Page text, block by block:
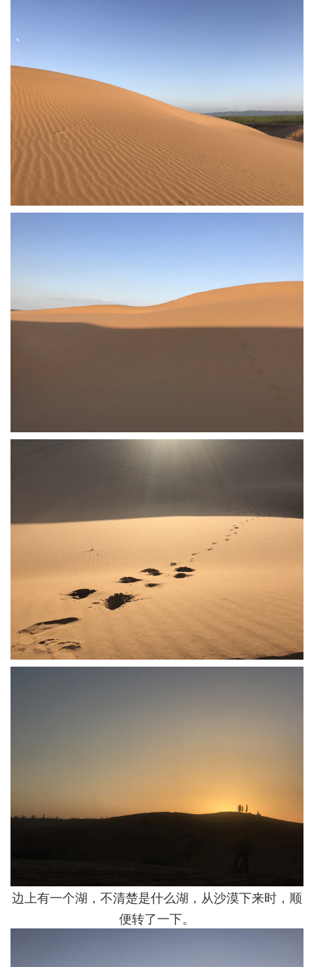
边上有一个湖，不清楚是什么湖，从沙漠下来时，顺
便转了一下。